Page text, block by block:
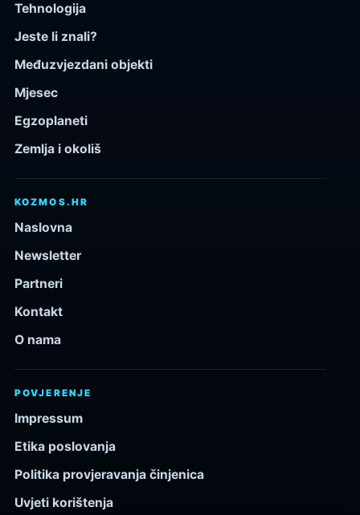
Tehnologija
Jeste li znali?
Međuzvjezdani objekti
Mjesec
Egzoplaneti
Zemlja i okoliš
KOZMOS.HR
Naslovna
Newsletter
Partneri
Kontakt
O nama
POVJERENJE
Impressum
Etika poslovanja
Politika provjeravanja činjenica
Uvjeti korištenja